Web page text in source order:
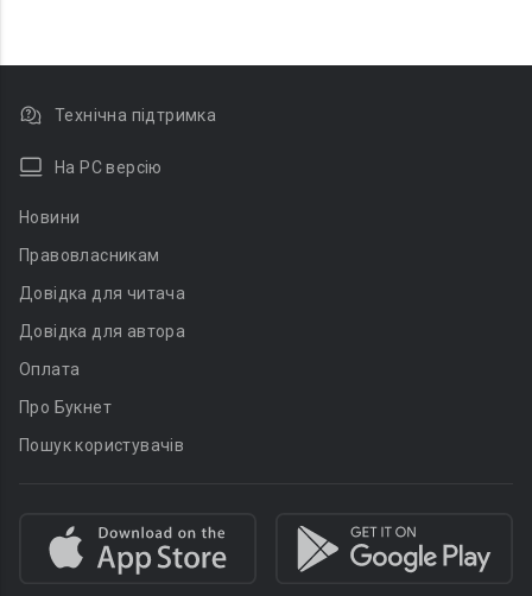
Технічна підтримка
На PC версію
Новини
Правовласникам
Довідка для читача
Довідка для автора
Оплата
Про Букнет
Пошук користувачів